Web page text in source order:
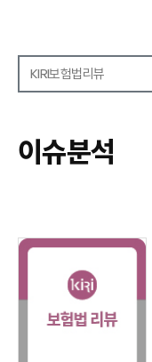
KIRI보험법리뷰
보험금융연구
KIRI 리포트
포커스
특별기고
보험법 동향
이슈분석